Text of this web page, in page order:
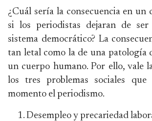
¿Cuál sería la consecuencia en
si los periodistas dejaran de
sistema democrático? La
tan letal como la de una patología
un cuerpo humano. Por ello, vale
los tres problemas sociales
momento el periodismo.
Desempleo y precariedad